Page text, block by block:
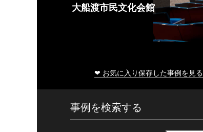
大船渡市民文化会館
❤ お気に入り保存した事例を見る
事例を検索する